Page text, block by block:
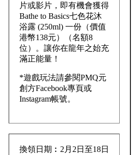
片或影片，即有機會獲得
Bathe to Basics七色花沐
浴露 (250ml) 一份（價值
港幣138元）（名額8
位）。讓你在龍年之始充
滿正能量！
*遊戲玩法請參閱PMQ元
創方Facebook專頁或
Instagram帳號。
換領日期︰2月2日至18日